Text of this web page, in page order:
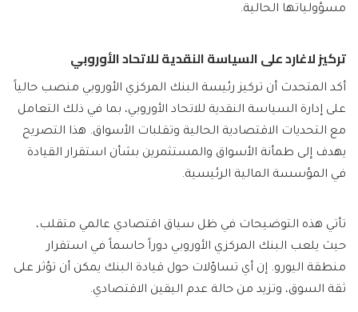
مسؤولياتها الحالية.
تركيز لاغارد على السياسة النقدية للاتحاد الأوروبي
أكد المتحدث أن تركيز رئيسة البنك المركزي الأوروبي منصب حالياً
على إدارة السياسة النقدية للاتحاد الأوروبي، بما في ذلك التعامل
مع التحديات الاقتصادية الحالية وتقلبات الأسواق. هذا التصريح
يهدف إلى طمأنة الأسواق والمستثمرين بشأن استقرار القيادة
في المؤسسة المالية الرئيسية.
تأتي هذه التوضيحات في ظل سياق اقتصادي عالمي متقلب،
حيث يلعب البنك المركزي الأوروبي دوراً حاسماً في استقرار
منطقة اليورو. إن أي تساؤلات حول قيادة البنك يمكن أن تؤثر على
ثقة السوق، وتزيد من حالة عدم اليقين الاقتصادي.